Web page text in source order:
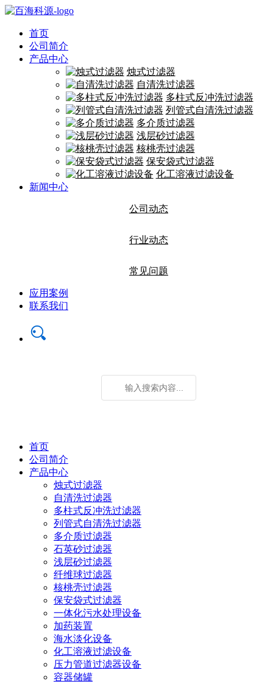
首页
公司简介
产品中心
烛式过滤器
自清洗过滤器
多柱式反冲洗过滤器
列管式自清洗过滤器
多介质过滤器
浅层砂过滤器
核桃壳过滤器
保安袋式过滤器
化工溶液过滤设备
新闻中心
公司动态
行业动态
常见问题
应用案例
联系我们
首页
公司简介
产品中心
烛式过滤器
自清洗过滤器
多柱式反冲洗过滤器
列管式自清洗过滤器
多介质过滤器
石英砂过滤器
浅层砂过滤器
纤维球过滤器
核桃壳过滤器
保安袋式过滤器
一体化污水处理设备
加药装置
海水淡化设备
化工溶液过滤设备
压力管道过滤器设备
容器储罐